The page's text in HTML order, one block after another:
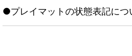
●プレイマットの状態表記につ